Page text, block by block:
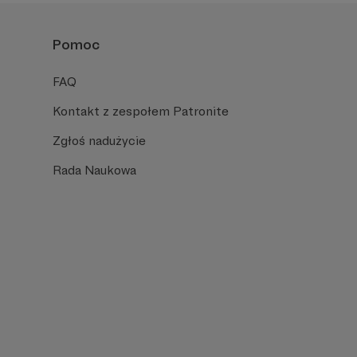
Pomoc
FAQ
Kontakt z zespołem Patronite
Zgłoś nadużycie
Rada Naukowa